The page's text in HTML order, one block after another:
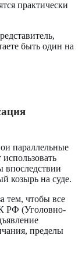
практически
быть один на
параллельные
впоследствии
козырь на суде.
тем, чтобы все
РФ (Уголовно-
пределы